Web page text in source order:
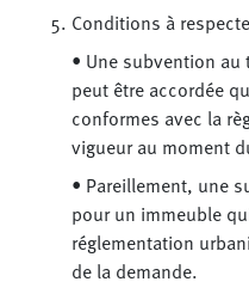
Conditions à
• Une subvention
peut être accordée
conformes avec la
vigueur au moment
• Pareillement, une
pour un immeuble
réglementation
de la demande.